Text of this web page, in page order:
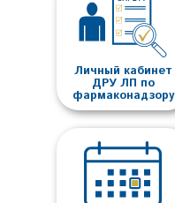
Личный кабинет
ДРУ ЛП по
фармаконадзору